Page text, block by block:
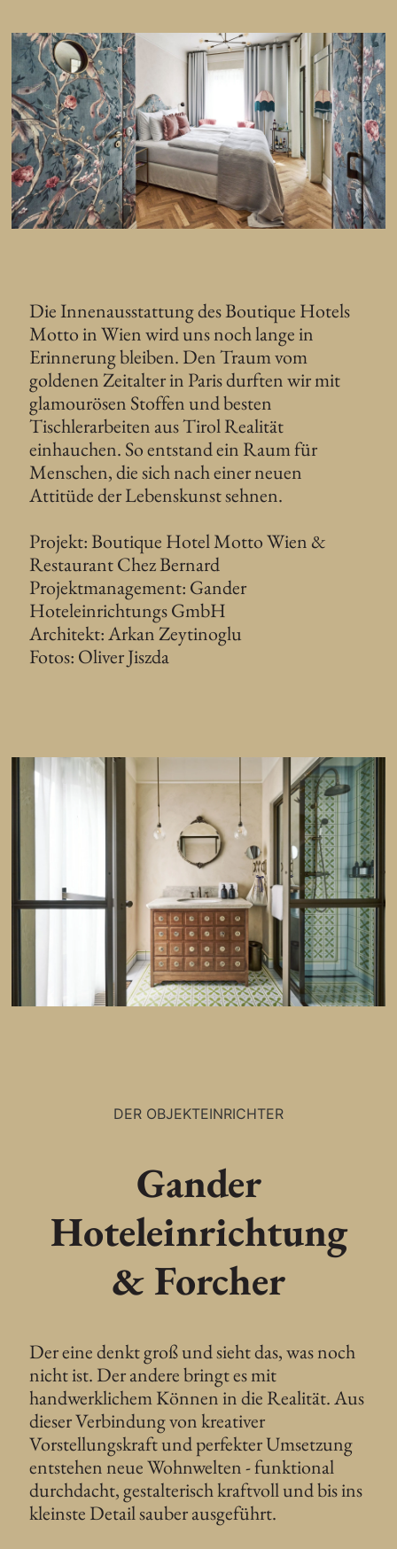
Die Innenausstattung des Boutique Hotels
Motto in Wien wird uns noch lange in
Erinnerung bleiben. Den Traum vom
goldenen Zeitalter in Paris durften wir mit
glamourösen Stoffen und besten
Tischlerarbeiten aus Tirol Realität
einhauchen. So entstand ein Raum für
Menschen, die sich nach einer neuen
Attitüde der Lebenskunst sehnen.
Projekt: Boutique Hotel Motto Wien &
Restaurant Chez Bernard
Projektmanagement: Gander
Hoteleinrichtungs GmbH
Architekt: Arkan Zeytinoglu
Fotos: Oliver Jiszda
DER OBJEKTEINRICHTER
Gander
Hoteleinrichtung
& Forcher
Der eine denkt groß und sieht das, was noch
nicht ist. Der andere bringt es mit
handwerklichem Können in die Realität. Aus
dieser Verbindung von kreativer
Vorstellungskraft und perfekter Umsetzung
entstehen neue Wohnwelten - funktional
durchdacht, gestalterisch kraftvoll und bis ins
kleinste Detail sauber ausgeführt.